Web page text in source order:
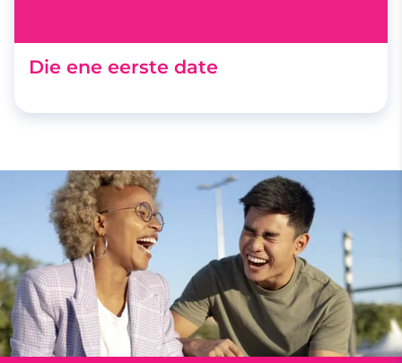
Die ene eerste date